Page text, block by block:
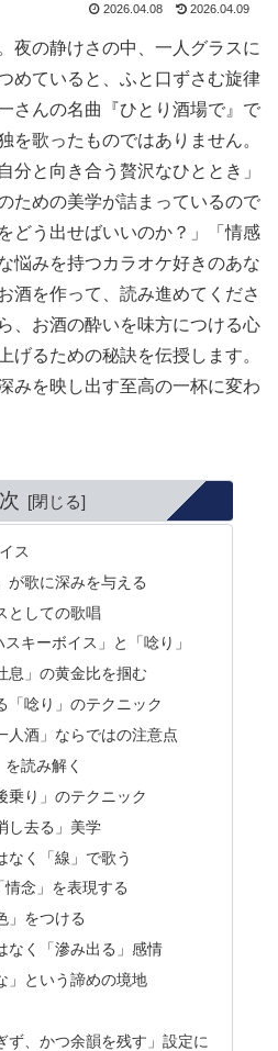
2026.04.08 2026.04.09
夜の静けさの中、一人グラスに
めていると、ふと口ずさむ旋律
さんの名曲『ひとり酒場で』で
を歌ったものではありません。
分と向き合う贅沢なひととき」
ための美学が詰まっているので
どう出せばいいのか？」「情感
悩みを持つカラオケ好きのあな
酒を作って、読み進めてくださ
、お酒の酔いを味方につける心
げるための秘訣を伝授します。
みを映し出す至高の一杯に変わ
ス
が歌に深みを与える
としての歌唱
キーボイス」と「唸り」
息」の黄金比を掴む
「唸り」のテクニック
人酒」ならではの注意点
読み解く
乗り」のテクニック
し去る」美学
なく「線」で歌う
念」を表現する
」をつける
なく「滲み出る」感情
」という諦めの境地
ず、かつ余韻を残す」設定に